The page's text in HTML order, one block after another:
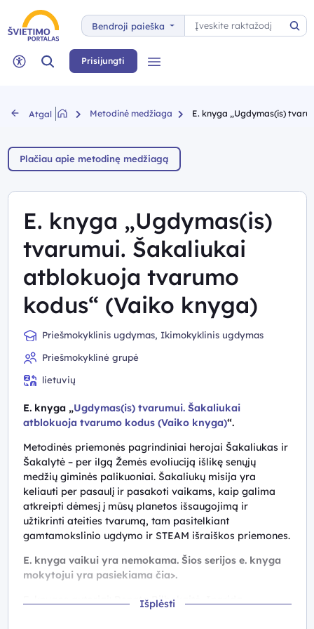
Bendroji paieška
Paieška
Neįgaliųjų rėžimas
Paieška Prisijungti
Atgal Metodinė medžiaga E. knyga „Ugdymas(is)
Plačiau apie metodinę medžiagą
E. knyga „Ugdymas(is)
tvarumui. Šakaliukai
atblokuoja tvarumo
kodus“ (Vaiko knyga)
Priešmokyklinis ugdymas, Ikimokyklinis ugdymas
Priešmokyklinė grupė
lietuvių
Išplėsti
E. knyga „Ugdymas(is) tvarumui. Šakaliukai
atblokuoja tvarumo kodus (Vaiko knyga)“.
Metodinės priemonės pagrindiniai herojai Šakaliukas ir
Šakalytė – per ilgą Žemės evoliuciją išlikę senųjų
medžių giminės palikuoniai. Šakaliukų misija yra
keliauti per pasaulį ir pasakoti vaikams, kaip galima
atkreipti dėmesį į mūsų planetos išsaugojimą ir
užtikrinti ateities tvarumą, tam pasitelkiant
gamtamokslinio ugdymo ir STEAM išraiškos priemones.
E. knyga vaikui yra nemokama. Šios serijos e. knyga
mokytojui yra pasiekiama čia>.
E. knygos autoriai: Renata Bilbokaitė